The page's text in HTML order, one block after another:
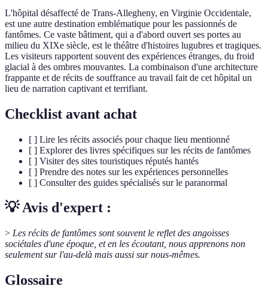
L'hôpital désaffecté de Trans-Allegheny, en Virginie Occidentale,
est une autre destination emblématique pour les passionnés de
fantômes. Ce vaste bâtiment, qui a d'abord ouvert ses portes au
milieu du XIXe siècle, est le théâtre d'histoires lugubres et tragiques.
Les visiteurs rapportent souvent des expériences étranges, du froid
glacial à des ombres mouvantes. La combinaison d'une architecture
frappante et de récits de souffrance au travail fait de cet hôpital un
lieu de narration captivant et terrifiant.
Checklist avant achat
[ ] Lire les récits associés pour chaque lieu mentionné
[ ] Explorer des livres spécifiques sur les récits de fantômes
[ ] Visiter des sites touristiques réputés hantés
[ ] Prendre des notes sur les expériences personnelles
[ ] Consulter des guides spécialisés sur le paranormal
💡 Avis d'expert :
> Les récits de fantômes sont souvent le reflet des angoisses
sociétales d'une époque, et en les écoutant, nous apprenons non
seulement sur l'au-delà mais aussi sur nous-mêmes.
Glossaire